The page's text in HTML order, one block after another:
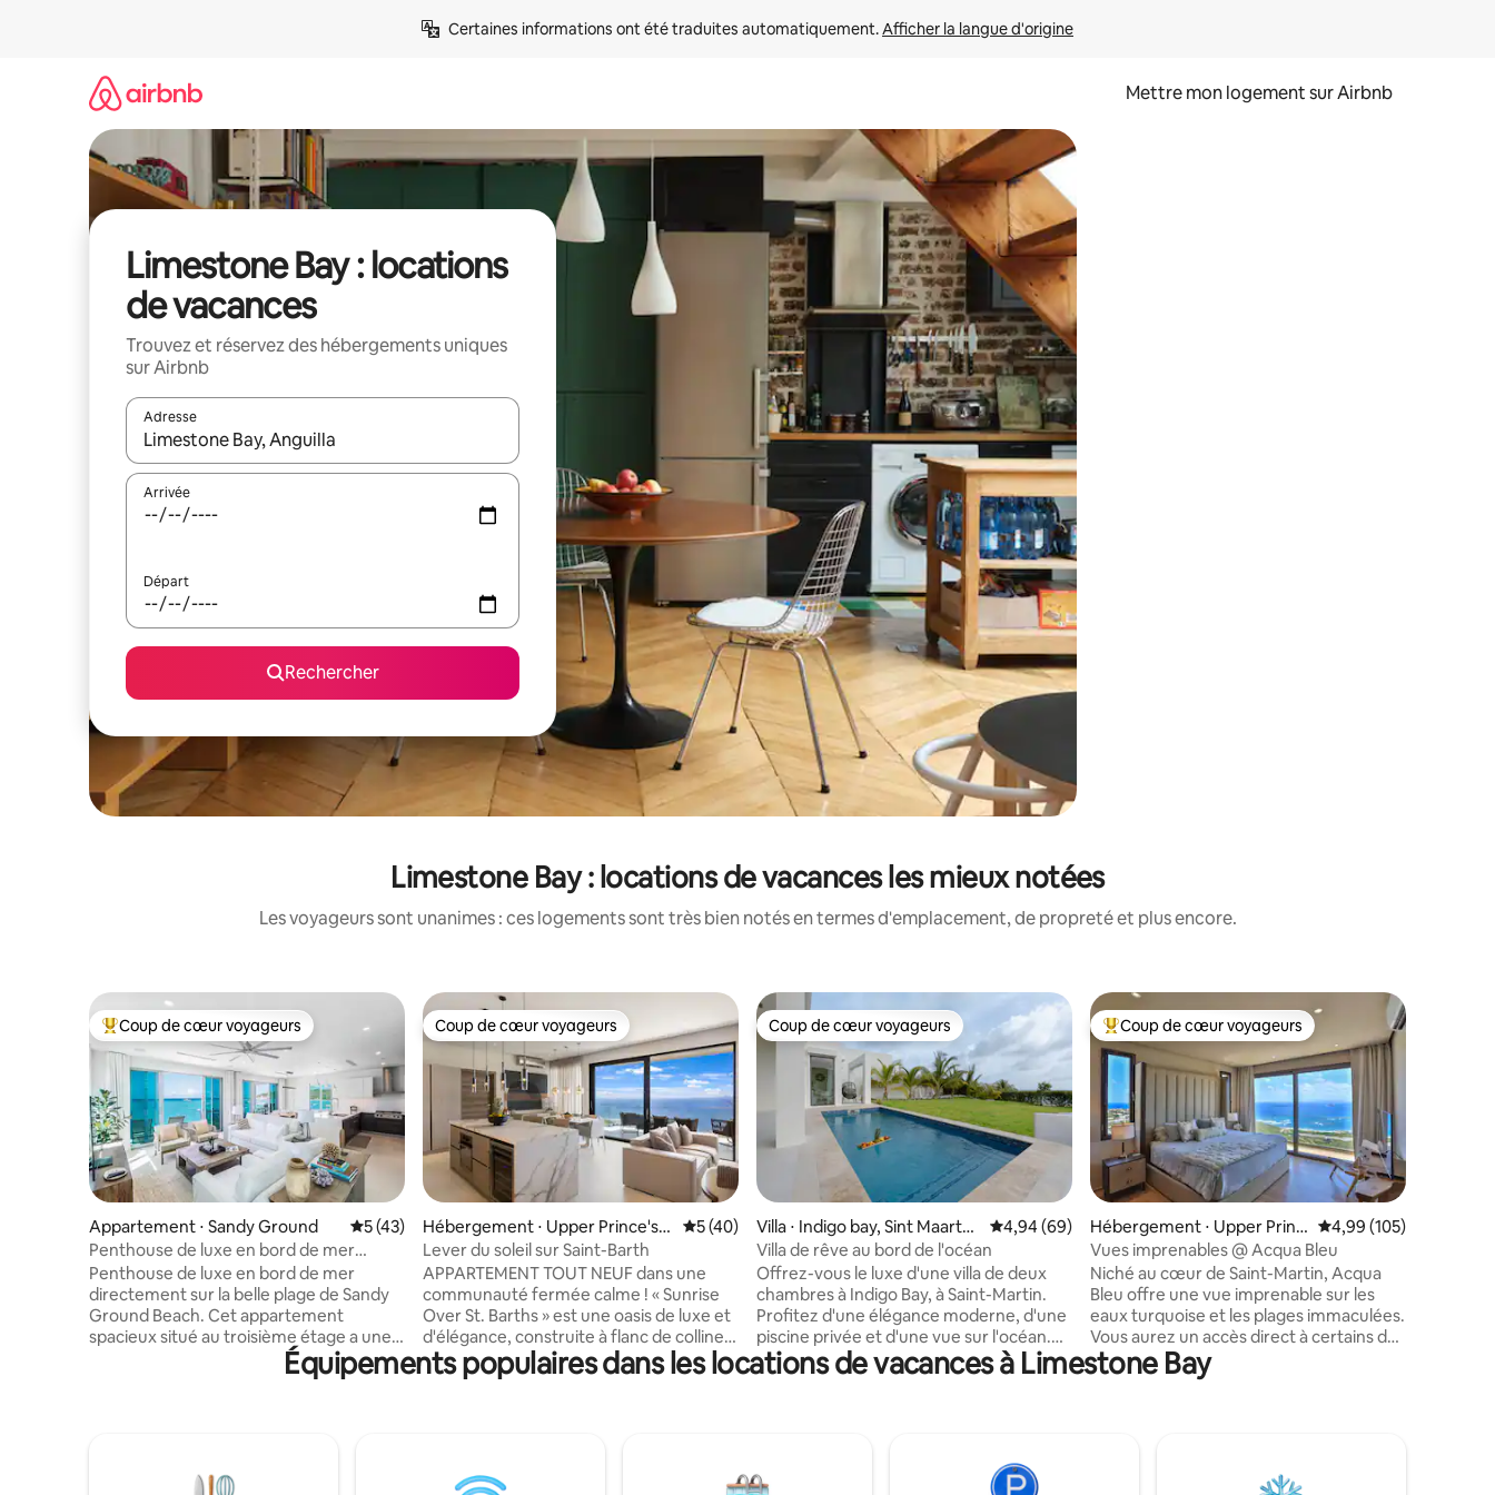
Certaines informations ont été traduites automatiquement. Afficher la langue d'origine
Mettre mon logement sur Airbnb
Limestone Bay : locations
de vacances
Trouvez et réservez des hébergements uniques
sur Airbnb
Adresse
Lorsque les résultats s'affichent, utilisez les flèches vers le haut et vers le bas pour les parcourir ou en appuyant et en faisant glisser.
Arrivée
Départ
Rechercher
Limestone Bay : locations de vacances les mieux notées
Les voyageurs sont unanimes : ces logements sont très bien notés en termes d'emplacement, de propreté et plus encore.
Coups de cœur voyageurs les plus appréciés
Coup de cœur voyageurs
Appartement ⋅ Sandy Ground Évaluation moyenne sur la base de 43 commentaires : 5 sur 5
5 (43)
Penthouse de luxe en bord de mer
Enclave 3
Penthouse de luxe en bord de mer
directement sur la belle plage de Sandy
Ground Beach. Cet appartement
spacieux situé au troisième étage a une
superficie de 1 684 pieds carrés. L'unité
dispose de deux terrasses, d'une douche
restaurants à pied. Étant du côté
Coup de cœur voyageurs
Coup de cœur voyageurs
Hébergement ⋅ Upper Prince's
Quarter
Évaluation moyenne sur la base de 40 commentaires : 5 sur 5
5 (40)
Lever du soleil sur Saint-Barth
APPARTEMENT TOUT NEUF dans une
communauté fermée calme ! « Sunrise
Over St. Barths » est une oasis de luxe et
d'élégance, construite à flanc de colline
surplombant l'océan Atlantique et Saint-
Barth. Profitez du lever du soleil tous les
terrasse extérieure et d'une buanderie.
Coup de cœur voyageurs
Coup de cœur voyageurs
Villa ⋅ Indigo bay, Sint Maarte
n
Évaluation moyenne sur la base de 69 commentaires : 4,94 sur 5
4,94 (69)
Villa de rêve au bord de l'océan
Offrez-vous le luxe d'une villa de deux
chambres à Indigo Bay, à Saint-Martin.
Profitez d'une élégance moderne, d'une
piscine privée et d'une vue sur l'océan.
Détendez-vous à l'intérieur ou à
l'extérieur, savourez des repas
pour une escapade romantique ou en
famille, cette villa promet une
Coups de cœur voyageurs les plus appréciés
Coup de cœur voyageurs
Hébergement ⋅ Upper Princ
e's Quarter
Évaluation moyenne
4,99 (105)
Vues imprenables @ Acqua Bleu
Niché au cœur de Saint-Martin, Acqua
Bleu offre une vue imprenable sur les
eaux turquoise et les plages immaculées.
Vous aurez un accès direct à certains des
endroits les plus magnifiques de l'île,
vous assurant un plaisir sans fin au soleil.
et bien plus encore ! Acqua Bleu dispose
Équipements populaires dans les locations de vacances à Limestone Bay